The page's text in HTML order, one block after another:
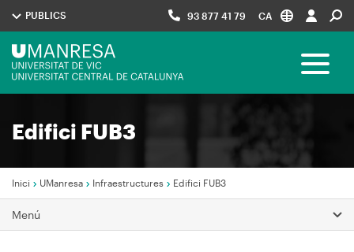
Menú
UManresa
PUBLICS 93 877 41 79 CA
Navegació
Toggle
Edifici FUB3
Fil
d'Ariadna
Inici UManresa Infraestructures Edifici FUB3
Menú